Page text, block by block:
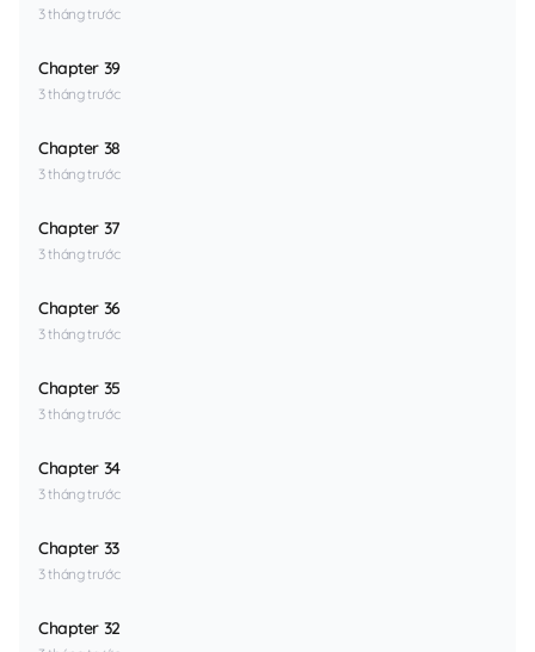
3 tháng trước
Chapter 39
3 tháng trước
Chapter 38
3 tháng trước
Chapter 37
3 tháng trước
Chapter 36
3 tháng trước
Chapter 35
3 tháng trước
Chapter 34
3 tháng trước
Chapter 33
3 tháng trước
Chapter 32